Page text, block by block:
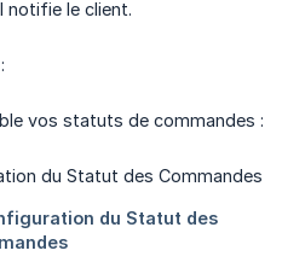
notifie le client.
:
vos statuts de commandes :